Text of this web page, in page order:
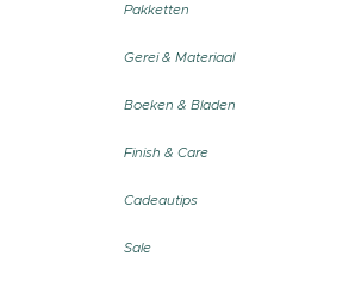
Pakketten
Gerei & Materiaal
Boeken & Bladen
Finish & Care
Cadeautips
Sale